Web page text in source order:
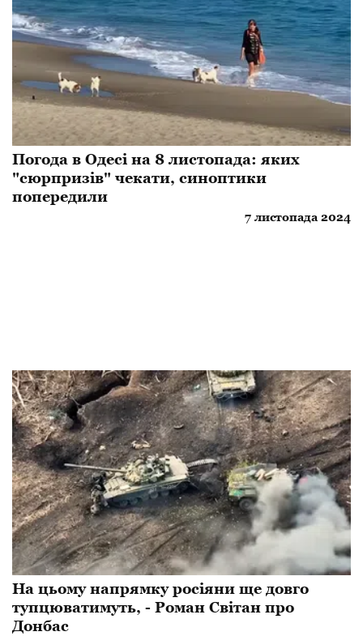
Погода в Одесі на 8 листопада: яких
"сюрпризів" чекати, синоптики
попередили
7 листопада 2024
На цьому напрямку росіяни ще довго
тупцюватимуть, - Роман Світан про
Донбас